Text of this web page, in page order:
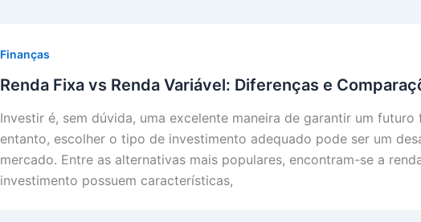
Finanças
Renda Fixa vs Renda Variável: Diferenças e
Investir é, sem dúvida, uma excelente maneira de garantir um
entanto, escolher o tipo de investimento adequado pode ser um
mercado. Entre as alternativas mais populares, encontram-se a
investimento possuem características,